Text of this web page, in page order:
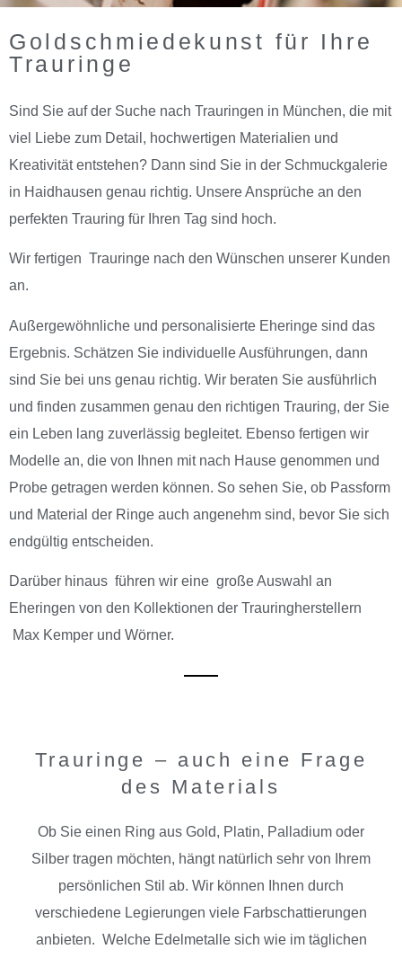
Goldschmiedekunst für Ihre
Trauringe
Sind Sie auf der Suche nach Trauringen in München, die mit
viel Liebe zum Detail, hochwertigen Materialien und
Kreativität entstehen? Dann sind Sie in der Schmuckgalerie
in Haidhausen genau richtig. Unsere Ansprüche an den
perfekten Trauring für Ihren Tag sind hoch.
Wir fertigen Trauringe nach den Wünschen unserer Kunden
an.
Außergewöhnliche und personalisierte Eheringe sind das
Ergebnis. Schätzen Sie individuelle Ausführungen, dann
sind Sie bei uns genau richtig. Wir beraten Sie ausführlich
und finden zusammen genau den richtigen Trauring, der Sie
ein Leben lang zuverlässig begleitet. Ebenso fertigen wir
Modelle an, die von Ihnen mit nach Hause genommen und
Probe getragen werden können. So sehen Sie, ob Passform
und Material der Ringe auch angenehm sind, bevor Sie sich
endgültig entscheiden.
Darüber hinaus führen wir eine große Auswahl an
Eheringen von den Kollektionen der Trauringherstellern
Max Kemper und Wörner.
Trauringe – auch eine Frage
des Materials
Ob Sie einen Ring aus Gold, Platin, Palladium oder
Silber tragen möchten, hängt natürlich sehr von Ihrem
persönlichen Stil ab. Wir können Ihnen durch
verschiedene Legierungen viele Farbschattierungen
anbieten. Welche Edelmetalle sich wie im täglichen